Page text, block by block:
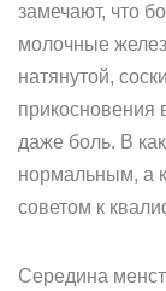
замечают, что
молочные
натянутой,
даже боль. В
нормальным, а
советом к
Середина